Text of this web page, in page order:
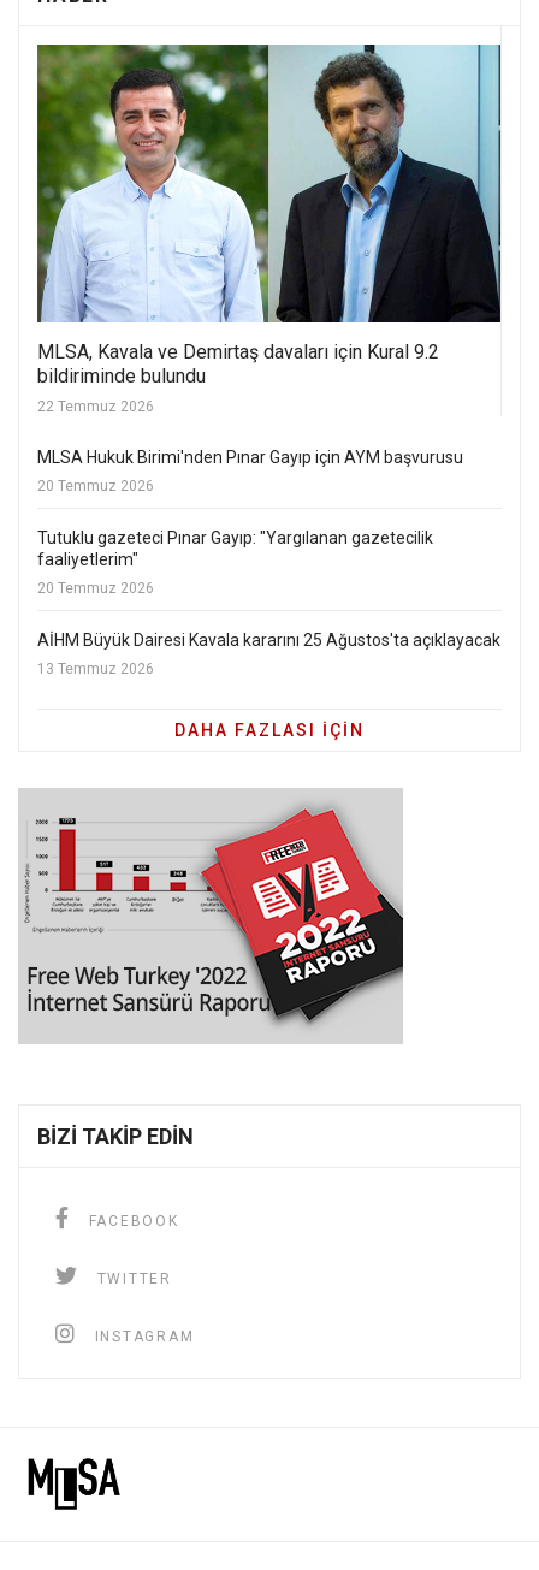
MLSA, Kavala ve Demirtaş davaları için Kural 9.2
bildiriminde bulundu
22 Temmuz 2026
MLSA Hukuk Birimi'nden Pınar Gayıp için AYM başvurusu
20 Temmuz 2026
Tutuklu gazeteci Pınar Gayıp: "Yargılanan gazetecilik
faaliyetlerim"
20 Temmuz 2026
AİHM Büyük Dairesi Kavala kararını 25 Ağustos'ta açıklayacak
13 Temmuz 2026
DAHA FAZLASI IÇIN
BIZI TAKIP EDIN
FACEBOOK
TWITTER
INSTAGRAM